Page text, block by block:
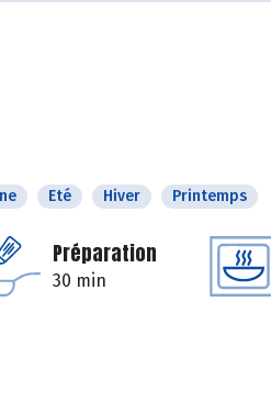
Eté Hiver Printemps
Préparation
30 min